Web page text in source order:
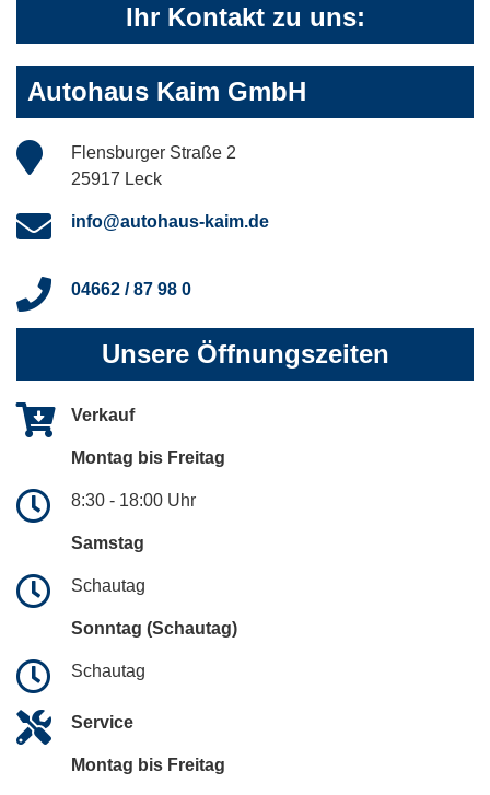
Ihr Kontakt zu uns:
Autohaus Kaim GmbH
Flensburger Straße 2
25917 Leck
info@autohaus-kaim.de
04662 / 87 98 0
Unsere Öffnungszeiten
Verkauf
Montag bis Freitag
8:30 - 18:00 Uhr
Samstag
Schautag
Sonntag (Schautag)
Schautag
Service
Montag bis Freitag